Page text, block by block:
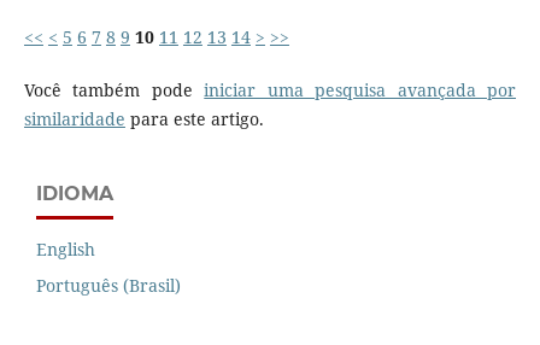
<< < 5 6 7 8 9 10 11 12 13 14 > >>
Você também podeiniciar uma pesquisa avançada por
similaridade para este artigo.
IDIOMA
English
Português (Brasil)